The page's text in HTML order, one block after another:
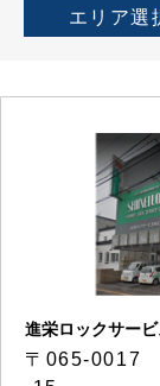
エリア選
進栄ロックサービ
〒065-0017